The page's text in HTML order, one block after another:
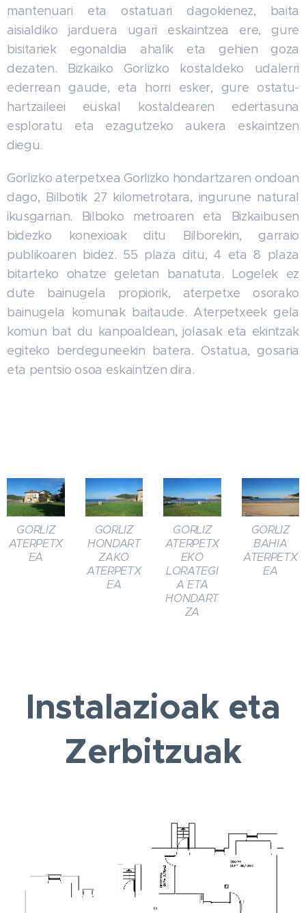
mantenuari eta ostatuari dagokienez, baita
aisialdiko jarduera ugari eskaintzea ere, gure
bisitariek egonaldia ahalik eta gehien goza
dezaten. Bizkaiko Gorlizko kostaldeko udalerri
ederrean gaude, eta horri esker, gure ostatu-
hartzaileei euskal kostaldearen edertasuna
esploratu eta ezagutzeko aukera eskaintzen
diegu.
Gorlizko aterpetxea Gorlizko hondartzaren ondoan
dago, Bilbotik 27 kilometrotara, ingurune natural
ikusgarrian. Bilboko metroaren eta Bizkaibusen
bidezko konexioak ditu Bilborekin, garraio
publikoaren bidez. 55 plaza ditu, 4 eta 8 plaza
bitarteko ohatze geletan banatuta. Logelek ez
dute bainugela propiorik, aterpetxe osorako
bainugela komunak baitaude. Aterpetxeek gela
komun bat du kanpoaldean, jolasak eta ekintzak
egiteko berdeguneekin batera. Ostatua, gosaria
eta pentsio osoa eskaintzen dira.
GORLIZ
ATERPETX
EA
GORLIZ
HONDART
ZAKO
ATERPETX
EA
GORLIZ
ATERPETX
EKO
LORATEGI
A ETA
HONDART
ZA
GORLIZ
BAHIA
ATERPETX
EA
Instalazioak eta
Zerbitzuak